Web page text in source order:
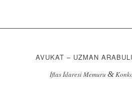
AVUKAT – UZMAN
İflas İdaresi Memuru&